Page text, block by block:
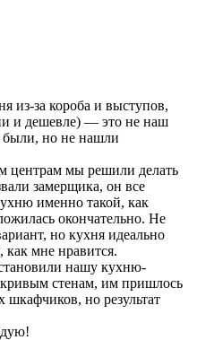
из-за короба и выступов,
и дешевле) — это не наш
но не нашли
центрам мы решили делать
замерщика, он все
именно такой, как
окончательно. Не
но кухня идеально
как мне нравится.
нашу кухню-
стенам, им пришлось
но результат